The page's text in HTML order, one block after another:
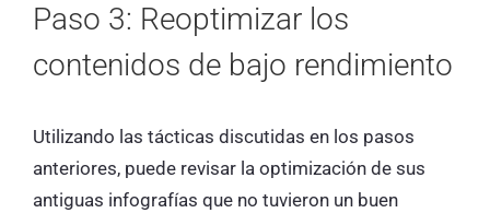
Paso 3: Reoptimizar los
contenidos de bajo rendimiento
Utilizando las tácticas discutidas en los pasos
anteriores, puede revisar la optimización de sus
antiguas infografías que no tuvieron un buen